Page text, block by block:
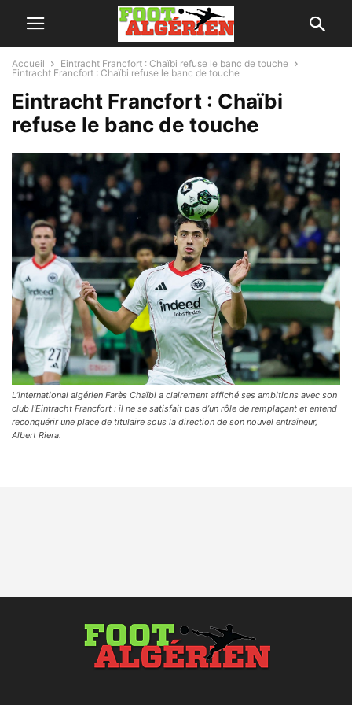
Accueil
Eintracht Francfort : Chaïbi refuse le banc de touche
Eintracht Francfort : Chaïbi refuse le banc de touche
Eintracht Francfort : Chaïbi
refuse le banc de touche
L’international algérien Farès Chaïbi a clairement affiché ses ambitions avec son
club l’Eintracht Francfort : il ne se satisfait pas d’un rôle de remplaçant et entend
reconquérir une place de titulaire sous la direction de son nouvel entraîneur,
Albert Riera.